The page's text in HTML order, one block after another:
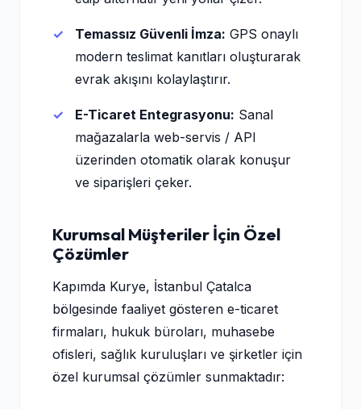
Temassız Güvenli İmza: GPS onaylı
modern teslimat kanıtları oluşturarak
evrak akışını kolaylaştırır.
E-Ticaret Entegrasyonu: Sanal
mağazalarla web-servis / API
üzerinden otomatik olarak konuşur
ve siparişleri çeker.
Kurumsal Müşteriler İçin Özel
Çözümler
Kapımda Kurye, İstanbul Çatalca
bölgesinde faaliyet gösteren e-ticaret
firmaları, hukuk büroları, muhasebe
ofisleri, sağlık kuruluşları ve şirketler için
özel kurumsal çözümler sunmaktadır: